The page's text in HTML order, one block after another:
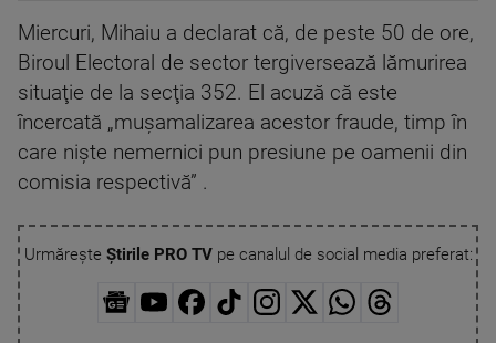
Miercuri, Mihaiu a declarat că, de peste 50 de ore,
Biroul Electoral de sector tergiversează lămurirea
situaţie de la secţia 352. El acuză că este
încercată „muşamalizarea acestor fraude, timp în
care nişte nemernici pun presiune pe oamenii din
comisia respectivă” .
Urmărește Știrile PRO TVpe canalul de social media preferat: